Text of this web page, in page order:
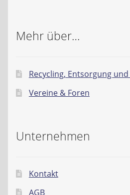
Mehr über…
Recycling, Entsorgung
Vereine & Foren
Unternehmen
Kontakt
AGB